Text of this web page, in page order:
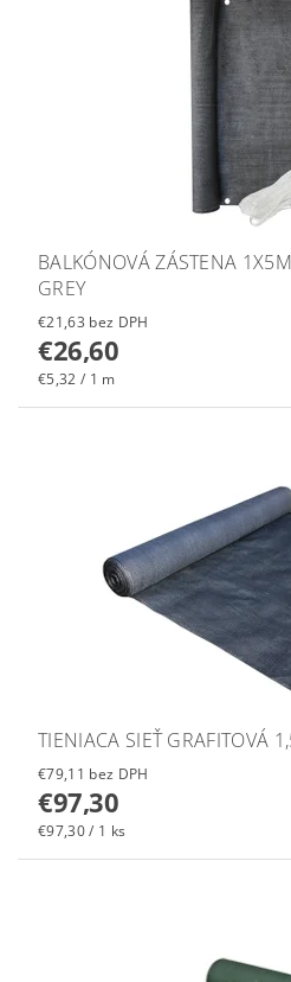
BALKÓNOVÁ ZÁSTENA
GREY
€21,63 bez DPH
€26,60
€5,32 / 1 m
TIENIACA SIEŤ GRAFITOVÁ
€79,11 bez DPH
€97,30
€97,30 / 1 ks